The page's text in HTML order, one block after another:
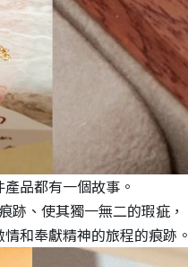
品都有一個故事。
跡、使其獨一無二的瑕疵，
和奉獻精神的旅程的痕跡。